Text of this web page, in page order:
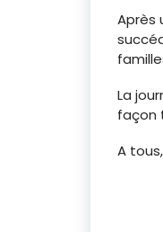
Après
La
façon
A